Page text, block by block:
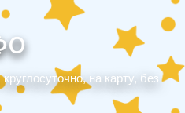
на карту, без